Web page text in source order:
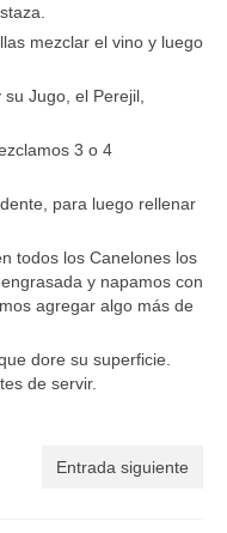
mezclar el vino y luego
Jugo, el Perejil,
3 o 4
para luego rellenar
todos los Canelones los
y napamos con
agregar algo más de
dore su superficie.
de servir.
Entrada siguiente